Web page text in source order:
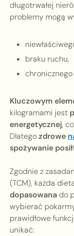
długotrwałej
problemy mogą
braku ruchu,
Kluczowym
kilogramami jest
energetycznej,
Dlategozdrowe
spożywanie
Zgodnie z
(TCM), każda
dopasowanado
wybierać
prawidłowe
unikać: